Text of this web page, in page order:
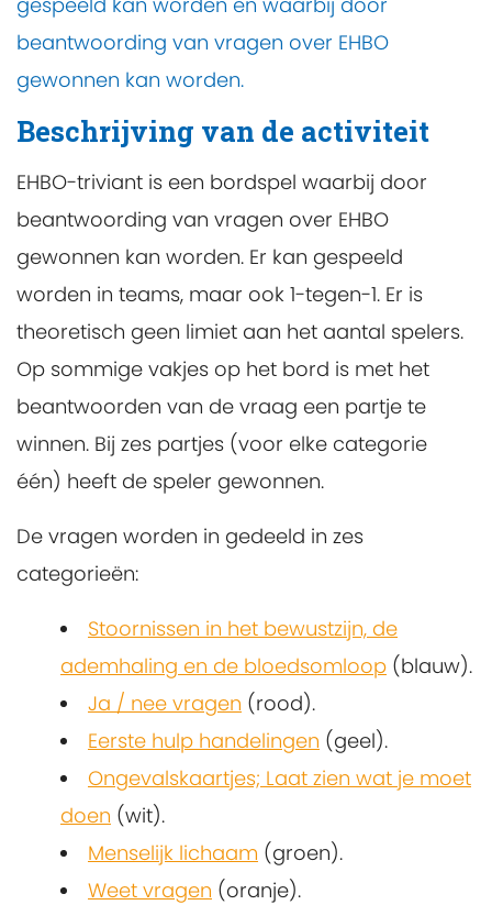
beantwoording van vragen over EHBO
gewonnen kan worden.
Beschrijving van de activiteit
EHBO-triviant is een bordspel waarbij door
beantwoording van vragen over EHBO
gewonnen kan worden. Er kan gespeeld
worden in teams, maar ook 1-tegen-1. Er is
theoretisch geen limiet aan het aantal spelers.
Op sommige vakjes op het bord is met het
beantwoorden van de vraag een partje te
winnen. Bij zes partjes (voor elke categorie
één) heeft de speler gewonnen.
De vragen worden in gedeeld in zes
categorieën:
Stoornissen in het bewustzijn, de
ademhaling en de bloedsomloop (blauw).
Ja / nee vragen (rood).
Eerste hulp handelingen (geel).
Ongevalskaartjes; Laat zien wat je moet
doen (wit).
Menselijk lichaam (groen).
Weet vragen (oranje).